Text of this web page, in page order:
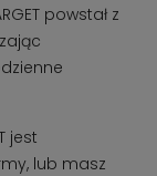
powstał z
jest
lub masz